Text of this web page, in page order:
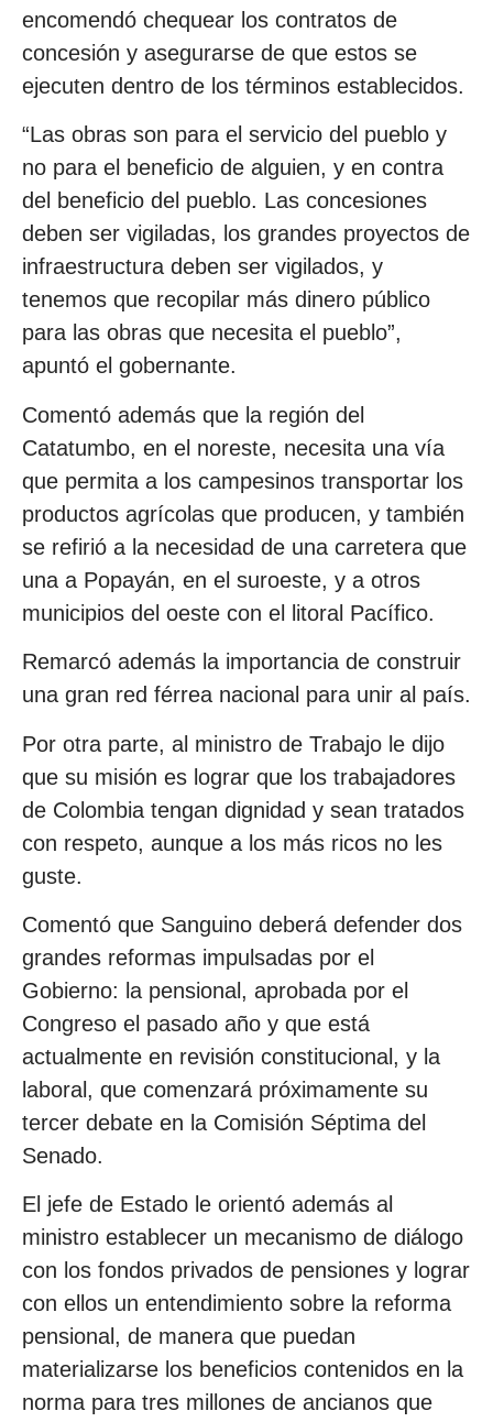
encomendó chequear los contratos de
concesión y asegurarse de que estos se
ejecuten dentro de los términos establecidos.
“Las obras son para el servicio del pueblo y
no para el beneficio de alguien, y en contra
del beneficio del pueblo. Las concesiones
deben ser vigiladas, los grandes proyectos de
infraestructura deben ser vigilados, y
tenemos que recopilar más dinero público
para las obras que necesita el pueblo”,
apuntó el gobernante.
Comentó además que la región del
Catatumbo, en el noreste, necesita una vía
que permita a los campesinos transportar los
productos agrícolas que producen, y también
se refirió a la necesidad de una carretera que
una a Popayán, en el suroeste, y a otros
municipios del oeste con el litoral Pacífico.
Remarcó además la importancia de construir
una gran red férrea nacional para unir al país.
Por otra parte, al ministro de Trabajo le dijo
que su misión es lograr que los trabajadores
de Colombia tengan dignidad y sean tratados
con respeto, aunque a los más ricos no les
guste.
Comentó que Sanguino deberá defender dos
grandes reformas impulsadas por el
Gobierno: la pensional, aprobada por el
Congreso el pasado año y que está
actualmente en revisión constitucional, y la
laboral, que comenzará próximamente su
tercer debate en la Comisión Séptima del
Senado.
El jefe de Estado le orientó además al
ministro establecer un mecanismo de diálogo
con los fondos privados de pensiones y lograr
con ellos un entendimiento sobre la reforma
pensional, de manera que puedan
materializarse los beneficios contenidos en la
norma para tres millones de ancianos que